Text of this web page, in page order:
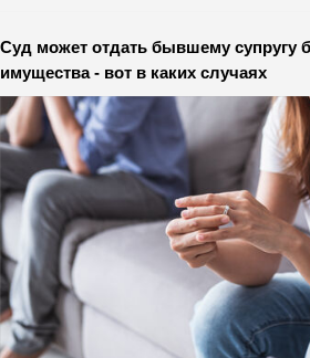
Суд может отдать бывшему супругу
имущества - вот в каких случаях